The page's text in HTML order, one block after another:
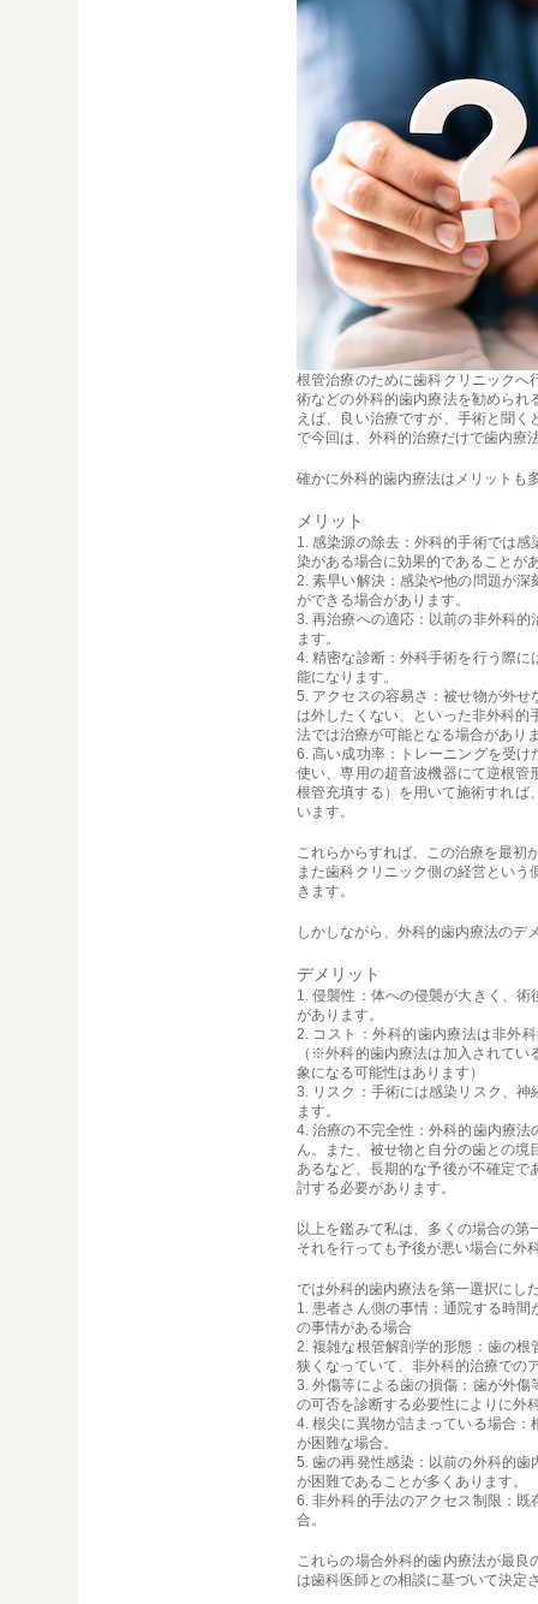
根管治療のために歯科クリニック
術などの外科的歯内療法を勧めら
えば、良い治療ですが、手術と聞
で今回は、外科的治療だけで歯内療
確かに外科的歯内療法はメリットも
メリット
1. 感染源の除去：外科的手術では
染がある場合に効果的であることが
2. 素早い解決：感染や他の問題が
ができる場合があります。
3. 再治療への適応：以前の非外科
ます。
4. 精密な診断：外科手術を行う際
能になります。
5. アクセスの容易さ：被せ物が外
は外したくない、といった非外科
法では治療が可能となる場合があり
6. 高い成功率：トレーニングを受
使い、専用の超音波機器にて逆根
根管充填する）を用いて施術すれば
います。
これらからすれば、この治療を最初
また歯科クリニック側の経営とい
きます。
しかしながら、外科的歯内療法のデ
デメリット
1. 侵襲性：体への侵襲が大きく、
があります。
2. コスト：外科的歯内療法は非外
（※外科的歯内療法は加入されて
象になる可能性はあります）
3. リスク：手術には感染リスク、
ます。
4. 治療の不完全性：外科的歯内療
ん。また、被せ物と自分の歯との
あるなど、長期的な予後が不確定
討する必要があります。
以上を鑑みて私は、多くの場合の
それを行っても予後が悪い場合に外
では外科的歯内療法を第一選択にし
1. 患者さん側の事情：通院する時
の事情がある場合
2. 複雑な根管解剖学的形態：歯の
狭くなっていて、非外科的治療での
3. 外傷等による歯の損傷：歯が外
の可否を診断する必要性によりに外
4. 根尖に異物が詰まっている場合
が困難な場合。
5. 歯の再発性感染：以前の外科的
が困難であることが多くあります。
6. 非外科的手法のアクセス制限：
合。
これらの場合外科的歯内療法が最
は歯科医師との相談に基づいて決定